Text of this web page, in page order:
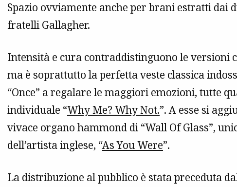
Spazio ovviamente anche per brani estratti
fratelli Gallagher.
Intensità e cura contraddistinguono le versioni
ma è soprattutto la perfetta veste classica
“Once” a regalare le maggiori emozioni, tutte
individuale “Why Me? Why Not.”. A esse si
vivace organo hammond di “Wall Of Glass”,
dell’artista inglese, “As You Were”.
La distribuzione al pubblico è stata preceduta